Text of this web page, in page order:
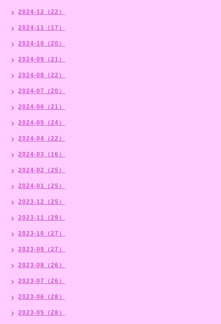
2024-12（22）
2024-11（17）
2024-10（20）
2024-09（21）
2024-08（22）
2024-07（20）
2024-06（21）
2024-05（24）
2024-04（22）
2024-03（16）
2024-02（25）
2024-01（25）
2023-12（25）
2023-11（29）
2023-10（27）
2023-09（27）
2023-08（26）
2023-07（26）
2023-06（28）
2023-05（28）